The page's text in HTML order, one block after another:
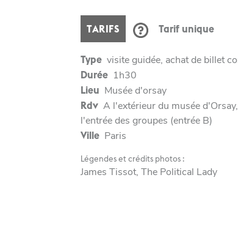
TARIFS Tarif unique
Type visite guidée, achat de billet
Durée 1h30
Lieu Musée d'orsay
Rdv A l'extérieur du musée d'Orsay,
l'entrée des groupes (entrée B)
Ville Paris
Légendes et crédits photos :
James Tissot, The Political Lady